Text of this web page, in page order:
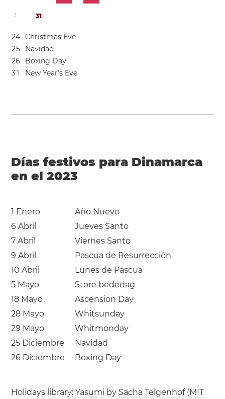
1 31
24 Christmas Eve
25
Navidad
26
Boxing Day
31 New Year’s Eve
Días festivos para Dinamarca
en el 2023
1 Enero
Año Nuevo
6 Abril
Jueves Santo
7 Abril
Viernes Santo
9 Abril
Pascua de Resurrección
10 Abril
Lunes de Pascua
5 Mayo
Store bededag
18 Mayo
Ascension Day
28 Mayo
Whitsunday
29 Mayo
Whitmonday
25 Diciembre
Navidad
26 Diciembre
Boxing Day
Holidays library:Yasumi by Sacha Telgenhof(MIT